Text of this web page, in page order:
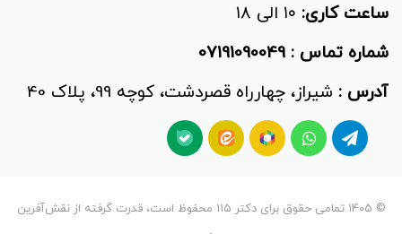
ساعت کاری:
شماره تماس :
آدرس : شیراز، چهارراه قصردشت، کوچه 99، پلاک 40
© ۱۴۰۵ تمامی حقوق برای دکتر ۱۱۵ محفوظ است، قدرت گرفته از نقش‌آفرین